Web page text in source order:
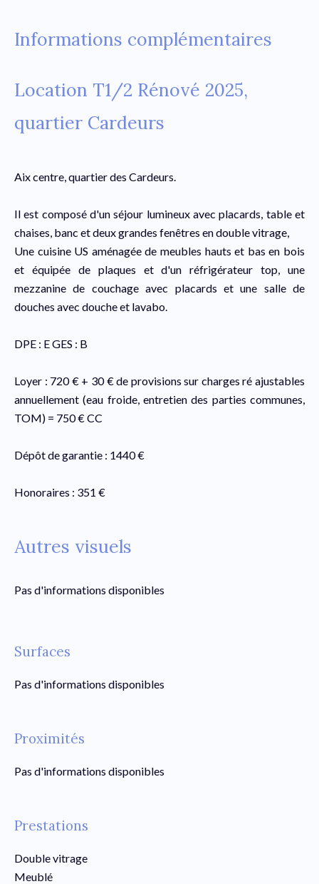
Informations complémentaires
Location T1/2 Rénové 2025,
quartier Cardeurs
Aix centre, quartier des Cardeurs.
Il est composé d'un séjour lumineux avec placards, table et
chaises, banc et deux grandes fenêtres en double vitrage,
Une cuisine US aménagée de meubles hauts et bas en bois
et équipée de plaques et d'un réfrigérateur top, une
mezzanine de couchage avec placards et une salle de
douches avec douche et lavabo.
DPE : E GES : B
Loyer : 720 € + 30 € de provisions sur charges ré ajustables
annuellement (eau froide, entretien des parties communes,
TOM) = 750 € CC
Dépôt de garantie : 1440 €
Honoraires : 351 €
Autres visuels
Pas d'informations disponibles
Surfaces
Pas d'informations disponibles
Proximités
Pas d'informations disponibles
Prestations
Double vitrage
Meublé